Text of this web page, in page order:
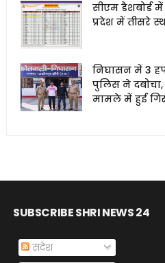
सीएम डैशबोर्ड
प्रदेश में तीसरे
निघासन में 3
पुलिस ने
मामले में हुई
SUBSCRIBE SHRI NEWS 24
संदेश